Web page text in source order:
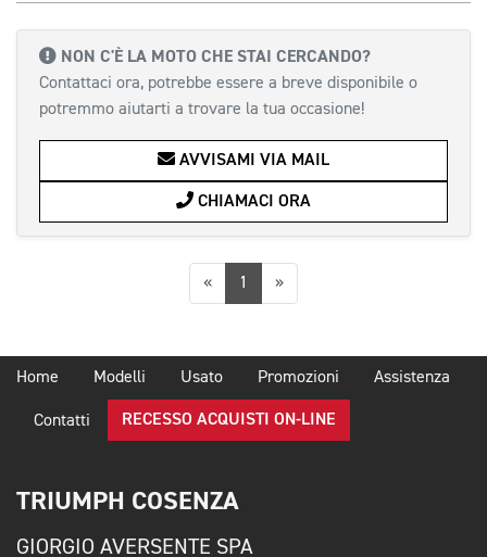
NON C'È LA MOTO CHE STAI CERCANDO?
Contattaci ora, potrebbe essere a breve disponibile o
potremmo aiutarti a trovare la tua occasione!
AVVISAMI VIA MAIL
CHIAMACI ORA
«Precedente
1 »Successiva
Home Modelli Usato Promozioni Assistenza
Contatti RECESSO ACQUISTI ON-LINE
TRIUMPH COSENZA
GIORGIO AVERSENTE SPA